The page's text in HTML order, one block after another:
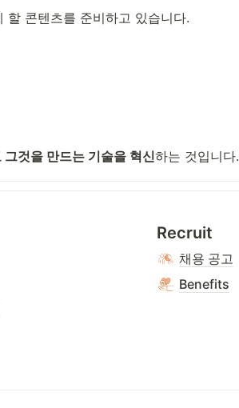
할 콘텐츠를 준비하고 있습니다.
것을 만드는 기술을 혁신하는 것입니다.
Recruit
채용 공고
Benefits